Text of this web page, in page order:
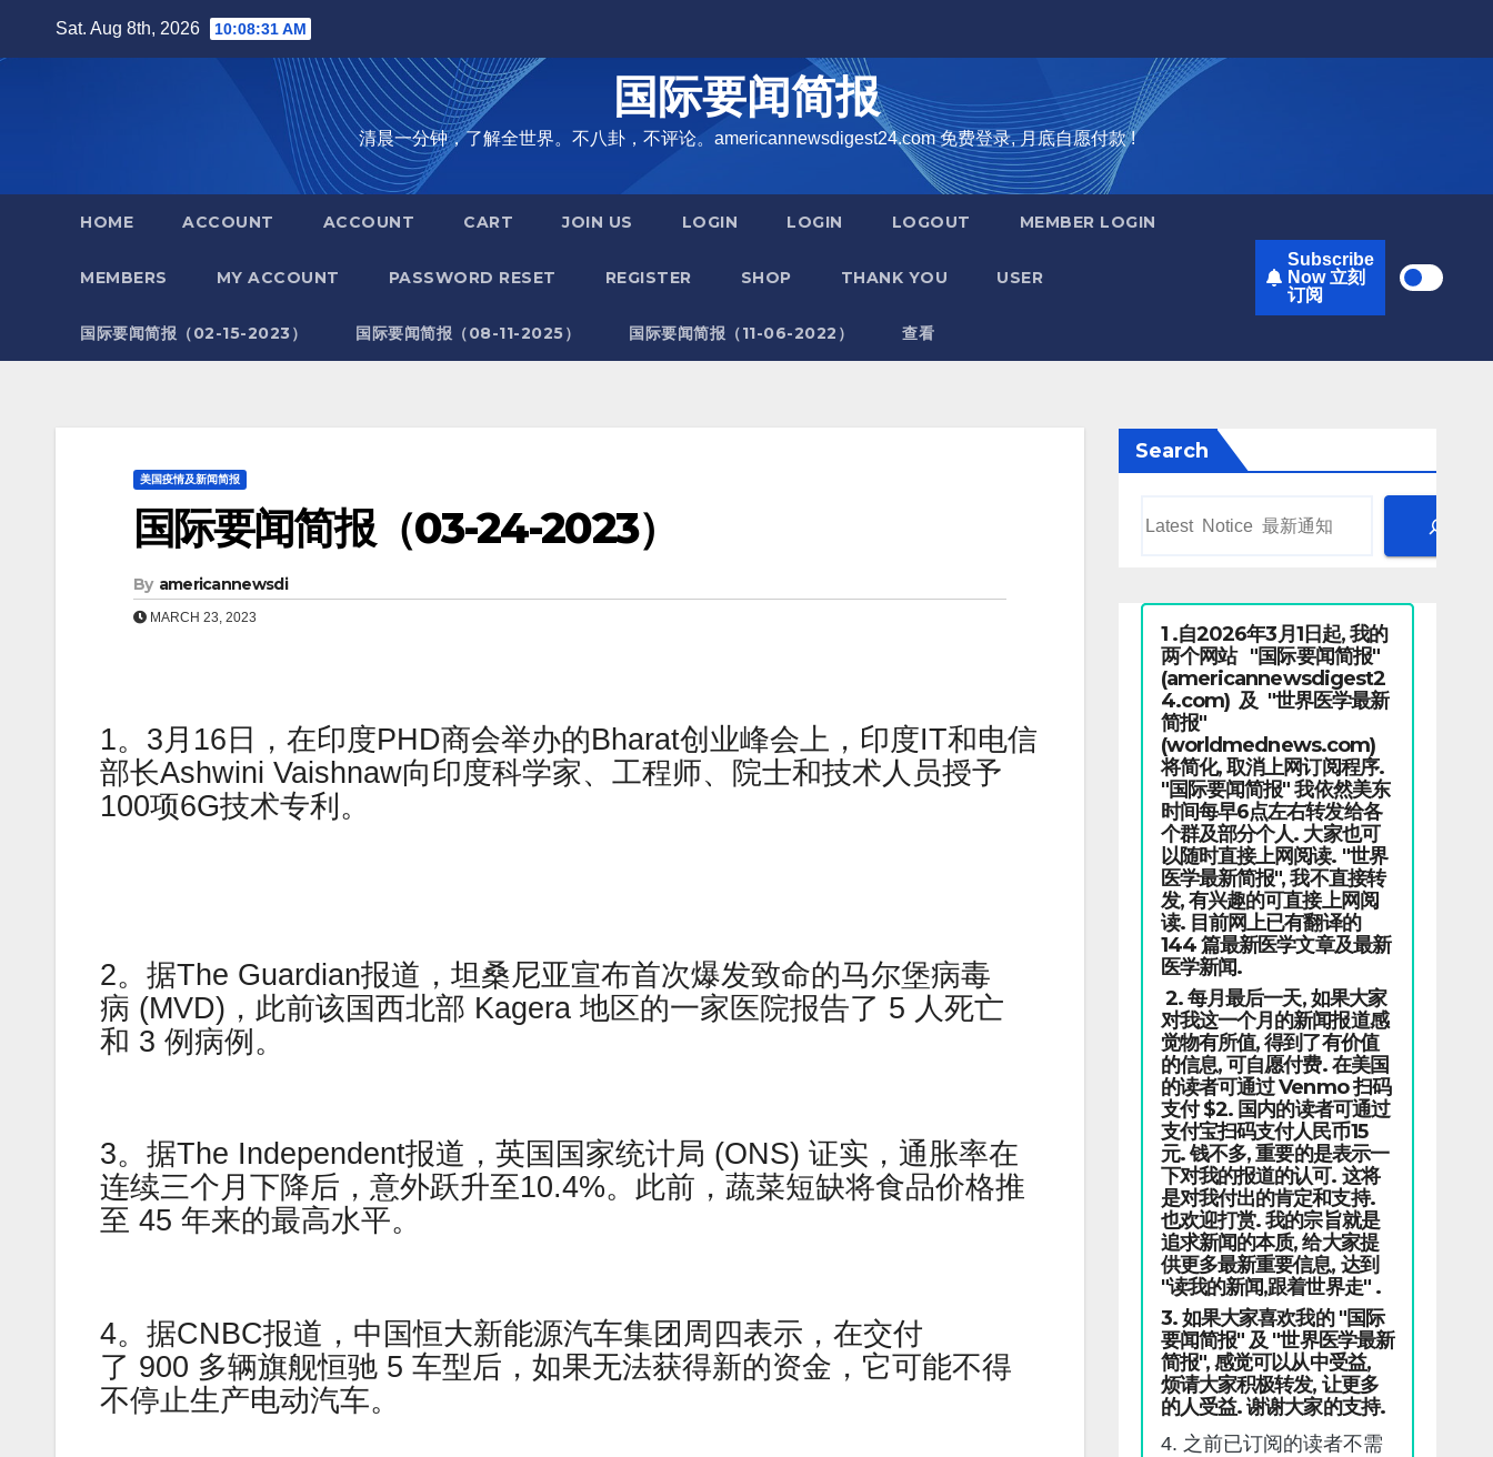
Sat. Aug 8th, 2026 10:08:32 AM
国际要闻简报
清晨一分钟，了解全世界。不八卦，不评论。americannewsdigest24.com 免费登录, 月底自愿付款 !
HOME ACCOUNT ACCOUNT CART JOIN US LOGIN LOGIN LOGOUT MEMBER LOGIN
MEMBERS MY ACCOUNT PASSWORD RESET REGISTER SHOP THANK YOU USER
国际要闻简报（02-15-2023） 国际要闻简报（08-11-2025） 国际要闻简报（11-06-2022） 查看
Subscribe
Now 立刻
订阅
美国疫情及新闻简报
国际要闻简报（03-24-2023）
By americannewsdi
MARCH 23, 2023
1。3月16日，在印度PHD商会举办的Bharat创业峰会上，印度IT和电信
部长Ashwini Vaishnaw向印度科学家、工程师、院士和技术人员授予
100项6G技术专利。
2。据The Guardian报道，坦桑尼亚宣布首次爆发致命的马尔堡病毒
病 (MVD)，此前该国西北部 Kagera 地区的一家医院报告了 5 人死亡
和 3 例病例。
3。据The Independent报道，英国国家统计局 (ONS) 证实，通胀率在
连续三个月下降后，意外跃升至10.4%。此前，蔬菜短缺将食品价格推
至 45 年来的最高水平。
4。据CNBC报道，中国恒大新能源汽车集团周四表示，在交付
了 900 多辆旗舰恒驰 5 车型后，如果无法获得新的资金，它可能不得
不停止生产电动汽车。
Search
1 .自2026年3月1日起, 我的
两个网站 "国际要闻简报"
(americannewsdigest2
4.com) 及 "世界医学最新
简报"
(worldmednews.com)
将简化, 取消上网订阅程序.
"国际要闻简报" 我依然美东
时间每早6点左右转发给各
个群及部分个人. 大家也可
以随时直接上网阅读. "世界
医学最新简报", 我不直接转
发, 有兴趣的可直接上网阅
读. 目前网上已有翻译的
144 篇最新医学文章及最新
医学新闻.
2. 每月最后一天, 如果大家
对我这一个月的新闻报道感
觉物有所值, 得到了有价值
的信息, 可自愿付费. 在美国
的读者可通过 Venmo 扫码
支付 $2. 国内的读者可通过
支付宝扫码支付人民币15
元. 钱不多, 重要的是表示一
下对我的报道的认可. 这将
是对我付出的肯定和支持.
也欢迎打赏. 我的宗旨就是
追求新闻的本质, 给大家提
供更多最新重要信息, 达到
"读我的新闻,跟着世界走" .
3. 如果大家喜欢我的 "国际
要闻简报" 及 "世界医学最新
简报", 感觉可以从中受益,
烦请大家积极转发, 让更多
的人受益. 谢谢大家的支持.
4. 之前已订阅的读者不需